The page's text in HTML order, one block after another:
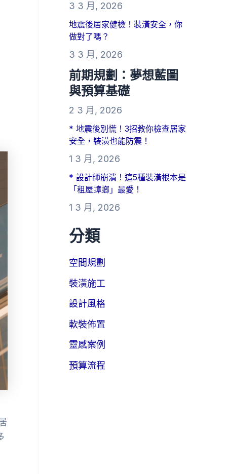
3 3 月, 2026
地震後居家健檢！裝潢安全，你
做對了嗎？
3 3 月, 2026
前期規劃：夢想藍圖
與預算基礎
2 3 月, 2026
* 地震後別慌！3招教你檢查居家
安全，裝潢也能防震！
1 3 月, 2026
* 設計師崩潰！這5種裝潢根本是
「租屋蟑螂」最愛！
1 3 月, 2026
分類
空間規劃
裝潢施工
設計風格
軟裝佈置
靈感案例
預算流程